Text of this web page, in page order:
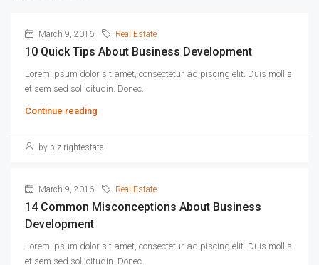
March 9, 2016 Real Estate
10 Quick Tips About Business Development
Lorem ipsum dolor sit amet, consectetur adipiscing elit. Duis mollis
et sem sed sollicitudin. Donec...
Continue reading
by biz.rightestate
March 9, 2016 Real Estate
14 Common Misconceptions About Business
Development
Lorem ipsum dolor sit amet, consectetur adipiscing elit. Duis mollis
et sem sed sollicitudin. Donec...